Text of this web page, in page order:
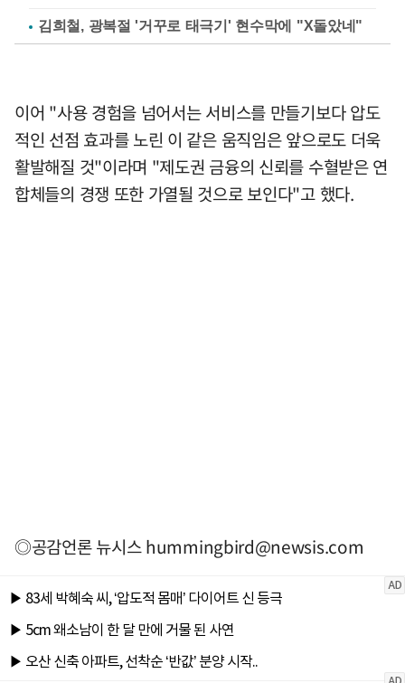
김희철, 광복절 '거꾸로 태극기' 현수막에 "X돌았네"
이어 "사용 경험을 넘어서는 서비스를 만들기보다 압도
적인 선점 효과를 노린 이 같은 움직임은 앞으로도 더욱
활발해질 것"이라며 "제도권 금융의 신뢰를 수혈받은 연
합체들의 경쟁 또한 가열될 것으로 보인다"고 했다.
◎공감언론 뉴시스hummingbird@newsis.com